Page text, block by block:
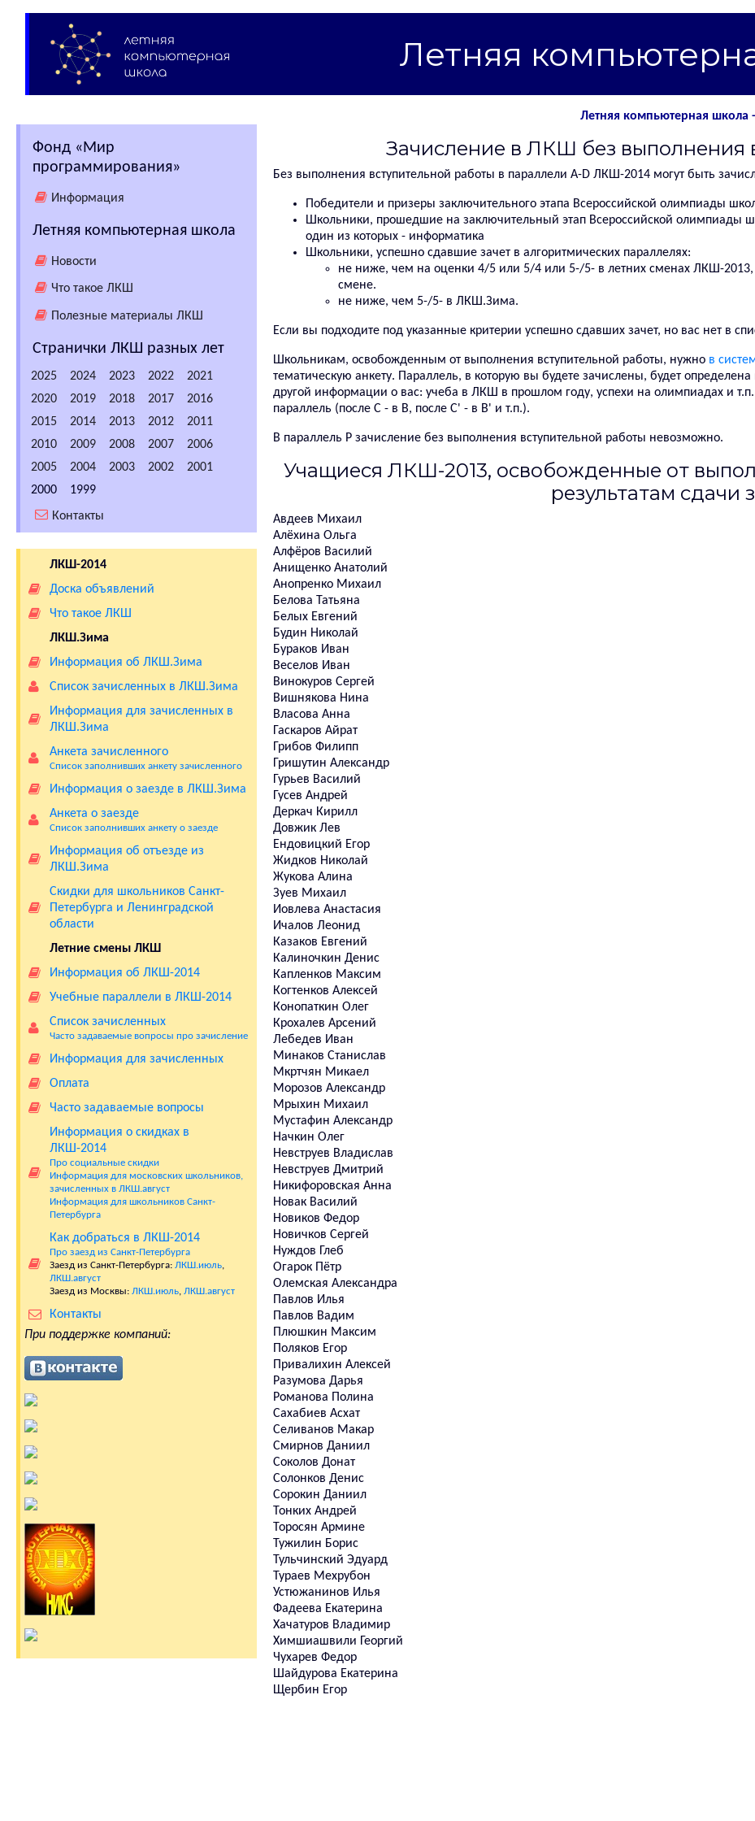
Летняя
Фонд «Мир
программирования»
Информация
Летняя компьютерная школа
Новости
Что такое ЛКШ
Полезные материалы ЛКШ
Странички ЛКШ разных лет
2025 2024 2023 2022
2021
2020
2019 2018 2017
2016
2015
2014 2013 2012
2011
2010
2009 2008 2007
2006
2005
2004 2003 2002
2001
2000
1999
Контакты
ЛКШ-2014
Доска объявлений
Что такое ЛКШ
ЛКШ.Зима
Информация об ЛКШ.Зима
Список зачисленных в ЛКШ.Зима
Информация для зачисленных в
ЛКШ.Зима
Анкета зачисленного
Список заполнивших анкету зачисленного
Информация о заезде в ЛКШ.Зима
Анкета о заезде
Список заполнивших анкету о заезде
Информация об отъезде из
ЛКШ.Зима
Скидки для школьников Санкт-
Петербурга и Ленинградской
области
Летние смены ЛКШ
Информация об ЛКШ-2014
Учебные параллели в ЛКШ-2014
Список зачисленных
Часто задаваемые вопросы про зачисление
Информация для зачисленных
Оплата
Часто задаваемые вопросы
Информация о скидках в
ЛКШ-2014
Про социальные скидки
Информация для московских школьников,
зачисленных в ЛКШ.август
Информация для школьников Санкт-
Петербурга
Как добраться в ЛКШ-2014
Про заезд из Санкт-Петербурга
Заезд из Санкт-Петербурга: ЛКШ.июль,
ЛКШ.август
Заезд из Москвы: ЛКШ.июль, ЛКШ.август
Контакты
При поддержке компаний:
Летняя компьютерная школа
Зачисление в ЛКШ без выполнения
Без выполнения вступительной работы в параллели A-D ЛКШ-2014 могут быть
Победители и призеры заключительного этапа Всероссийской олимпиады
Школьники, прошедшие на заключительный этап Всероссийской олимпиады
один из которых - информатика
Школьники, успешно сдавшие зачет в алгоритмических параллелях:
не ниже, чем на оценки 4/5 или 5/4 или 5-/5- в летних сменах ЛКШ-
смене.
не ниже, чем 5-/5- в ЛКШ.Зима.
Если вы подходите под указанные критерии успешно сдавших зачет, но вас нет в
Школьникам, освобожденным от выполнения вступительной работы, нужно в
тематическую анкету. Параллель, в которую вы будете зачислены, будет определена
другой информации о вас: учеба в ЛКШ в прошлом году, успехи на олимпиадах и
параллель (после C - в B, после C' - в B' и т.п.).
В параллель P зачисление без выполнения вступительной работы невозможно.
Учащиеся ЛКШ-2013, освобожденные от
результатам сдачи
Авдеев Михаил
Алёхина Ольга
Алфёров Василий
Анищенко Анатолий
Анопренко Михаил
Белова Татьяна
Белых Евгений
Будин Николай
Бураков Иван
Веселов Иван
Винокуров Сергей
Вишнякова Нина
Власова Анна
Гаскаров Айрат
Грибов Филипп
Гришутин Александр
Гурьев Василий
Гусев Андрей
Деркач Кирилл
Довжик Лев
Ендовицкий Егор
Жидков Николай
Жукова Алина
Зуев Михаил
Иовлева Анастасия
Ичалов Леонид
Казаков Евгений
Калиночкин Денис
Капленков Максим
Когтенков Алексей
Конопаткин Олег
Крохалев Арсений
Лебедев Иван
Минаков Станислав
Мкртчян Микаел
Морозов Александр
Мрыхин Михаил
Мустафин Александр
Начкин Олег
Невструев Владислав
Невструев Дмитрий
Никифоровская Анна
Новак Василий
Новиков Федор
Новичков Сергей
Нуждов Глеб
Огарок Пётр
Олемская Александра
Павлов Илья
Павлов Вадим
Плюшкин Максим
Поляков Егор
Привалихин Алексей
Разумова Дарья
Романова Полина
Сахабиев Асхат
Селиванов Макар
Смирнов Даниил
Соколов Донат
Солонков Денис
Сорокин Даниил
Тонких Андрей
Торосян Армине
Тужилин Борис
Тульчинский Эдуард
Тураев Мехрубон
Устюжанинов Илья
Фадеева Екатерина
Хачатуров Владимир
Химшиашвили Георгий
Чухарев Федор
Шайдурова Екатерина
Щербин Егор